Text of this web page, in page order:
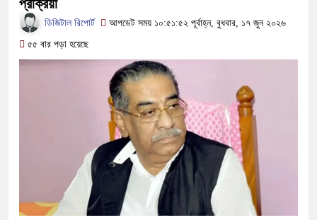
সামাজিক অপরাধ প্রতিরোধে কেন্দুয়ায়
নেত্রকোনায় অগ্নিকাণ্ডে ক্ষতিগ্রস্ত
একটি চিঠিই বদলে দিল ৫ম শ্রেণির
শাস্তির বদলে সাভারের ওসি পদে
পড়েছে মেহেরপুরবাসী
দিনাজপুর পলিটেকনিক ইনস্টিটিউটের
প্রক্রিয়া
ডিজিটাল রিপোর্ট
আপডেট সময় ১০:৫১:৫২ পূর্বাহ্ন, বুধবার, ১৭ জুন ২০২৬
৫৫ বার পড়া হয়েছে